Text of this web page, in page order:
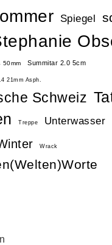
Spiegel
50mm Summitar 2.0 5cm
21mm Asph.
Schweiz
Treppe Unterwasser
Wrack